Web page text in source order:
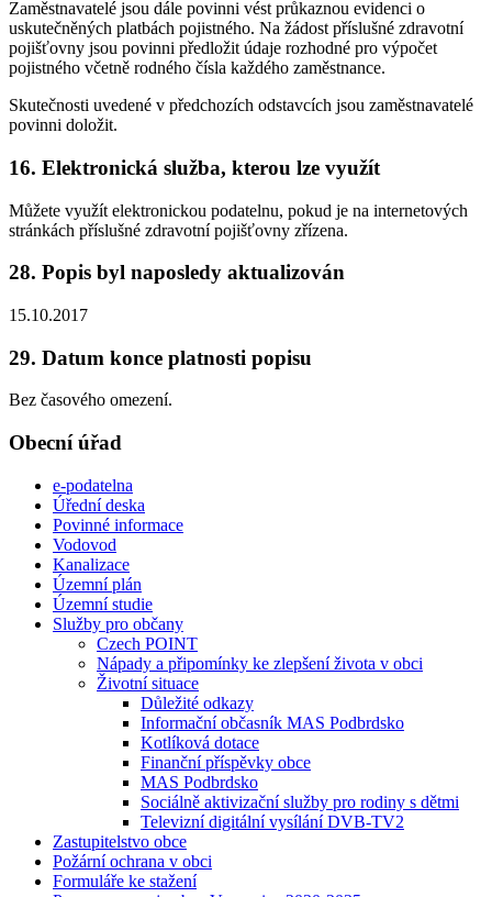
Zaměstnavatelé jsou dále povinni vést průkaznou evidenci o
uskutečněných platbách pojistného. Na žádost příslušné zdravotní
pojišťovny jsou povinni předložit údaje rozhodné pro výpočet
pojistného včetně rodného čísla každého zaměstnance.
Skutečnosti uvedené v předchozích odstavcích jsou zaměstnavatelé
povinni doložit.
16. Elektronická služba, kterou lze využít
Můžete využít elektronickou podatelnu, pokud je na internetových
stránkách příslušné zdravotní pojišťovny zřízena.
28. Popis byl naposledy aktualizován
15.10.2017
29. Datum konce platnosti popisu
Bez časového omezení.
Obecní úřad
e-podatelna
Úřední deska
Povinné informace
Vodovod
Kanalizace
Územní plán
Územní studie
Služby pro občany
Czech POINT
Nápady a připomínky ke zlepšení života v obci
Životní situace
Důležité odkazy
Informační občasník MAS Podbrdsko
Kotlíková dotace
Finanční příspěvky obce
MAS Podbrdsko
Sociálně aktivizační služby pro rodiny s dětmi
Televizní digitální vysílání DVB-TV2
Zastupitelstvo obce
Požární ochrana v obci
Formuláře ke stažení